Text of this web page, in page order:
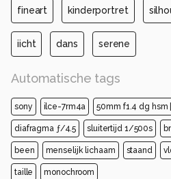
fineart kinderportret
iicht dans serene
Automatische tags
sony ilce-7rm4a 50mm f1.4 dg hsm
diafragma ƒ/4.5 sluitertijd 1/500s
been menselijk lichaam staand
taille monochroom